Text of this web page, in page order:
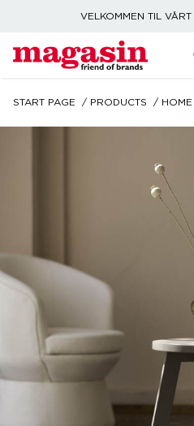
VELKOMMEN TIL
START PAGE PRODUCTS